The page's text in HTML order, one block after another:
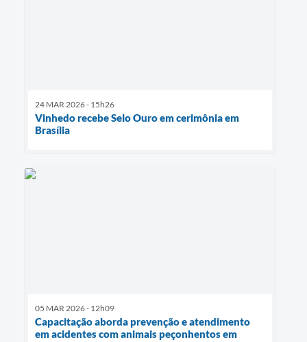
24 MAR 2026 - 15h26
Vinhedo recebe Selo Ouro em cerimônia em
Brasília
05 MAR 2026 - 12h09
Capacitação aborda prevenção e atendimento
em acidentes com animais peçonhentos em